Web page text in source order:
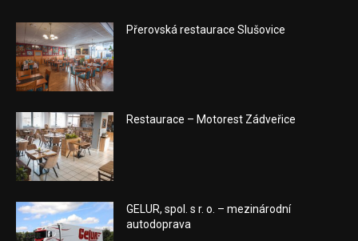
Přerovská restaurace Slušovice
Restaurace – Motorest Zádveřice
GELUR, spol. s r. o. – mezinárodní
autodoprava